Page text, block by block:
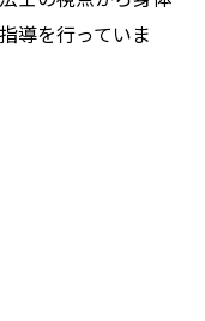
導を行っていま